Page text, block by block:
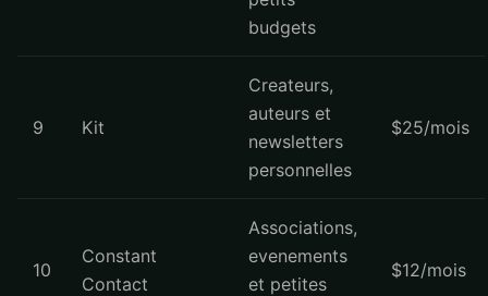
budgets
9 Kit
Createurs,
auteurs et
newsletters
personnelles
$25/mois
10
Constant
Contact
Associations,
evenements
et petites
$12/mois